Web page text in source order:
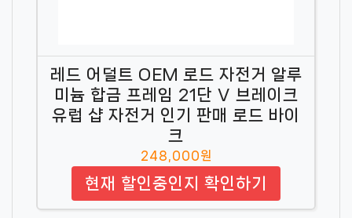
레드 어덜트 OEM 로드 자전거 알루
미늄 합금 프레임 21단 V 브레이크
유럽 샵 자전거 인기 판매 로드 바이
크
248,000원
현재 할인중인지 확인하기